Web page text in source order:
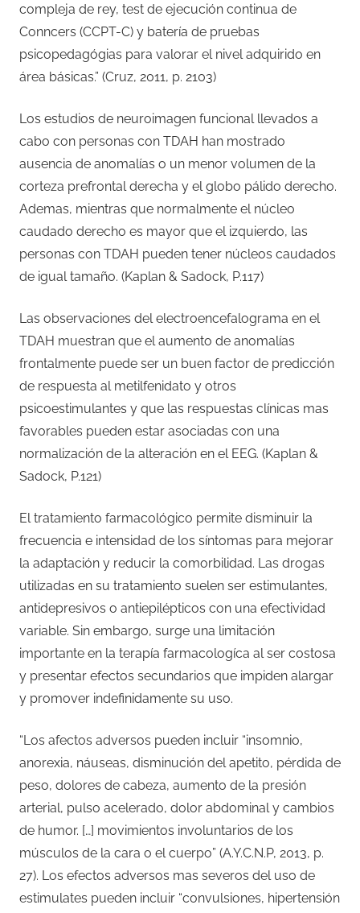
compleja de rey, test de ejecución continua de
Conncers (CCPT-C) y batería de pruebas
psicopedagógias para valorar el nivel adquirido en
área básicas.” (Cruz, 2011, p. 2103)
Los estudios de neuroimagen funcional llevados a
cabo con personas con TDAH han mostrado
ausencia de anomalías o un menor volumen de la
corteza prefrontal derecha y el globo pálido derecho.
Ademas, mientras que normalmente el núcleo
caudado derecho es mayor que el izquierdo, las
personas con TDAH pueden tener núcleos caudados
de igual tamaño. (Kaplan & Sadock, P.117)
Las observaciones del electroencefalograma en el
TDAH muestran que el aumento de anomalías
frontalmente puede ser un buen factor de predicción
de respuesta al metilfenidato y otros
psicoestimulantes y que las respuestas clínicas mas
favorables pueden estar asociadas con una
normalización de la alteración en el EEG. (Kaplan &
Sadock, P.121)
El tratamiento farmacológico permite disminuir la
frecuencia e intensidad de los síntomas para mejorar
la adaptación y reducir la comorbilidad. Las drogas
utilizadas en su tratamiento suelen ser estimulantes,
antidepresivos o antiepilépticos con una efectividad
variable. Sin embargo, surge una limitación
importante en la terapía farmacologíca al ser costosa
y presentar efectos secundarios que impiden alargar
y promover indefinidamente su uso.
“Los afectos adversos pueden incluir “insomnio,
anorexia, náuseas, disminución del apetito, pérdida de
peso, dolores de cabeza, aumento de la presión
arterial, pulso acelerado, dolor abdominal y cambios
de humor. […] movimientos involuntarios de los
músculos de la cara o el cuerpo” (A.Y.C.N.P, 2013, p.
27). Los efectos adversos mas severos del uso de
estimulates pueden incluir “convulsiones, hipertensión